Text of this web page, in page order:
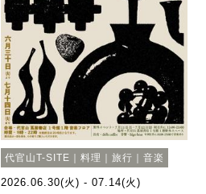
代官山T-SITE｜料理｜旅行｜音楽
2026.06.30(火) - 07.14(火)